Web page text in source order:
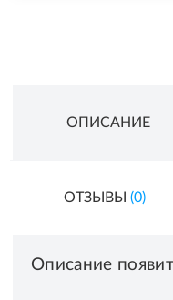
ОПИСАНИЕ
ОТЗЫВЫ (0)
Описание